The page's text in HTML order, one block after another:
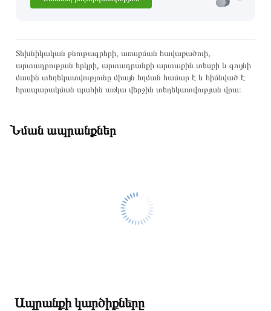
Տեխնիկական բնութագրերի, առաքման հավաքածուի,
արտադրության երկրի, արտադրանքի արտաքին տեսքի և գույնի
մասին տեղեկատվությունը միայն հղման համար է և հիմնված է
հրապարակման պահին առկա վերջին տեղեկատվության վրա։
Նման ապրանքներ
Ապրանքի կարծիքները